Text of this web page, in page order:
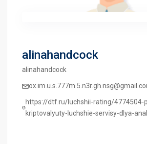
alinahandcock
alinahandcock
https://dtf.ru/luchshii-rating/4774504-
kriptovalyuty-luchshie-servisy-dlya-